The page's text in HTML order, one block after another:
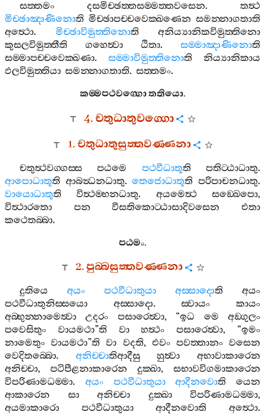
සත‍්තමං දසමිච‍්ඡත‍්තසම‍්මත‍්තවසෙන. තත්‍ථ
මිච‍්ඡාඤාණිනොති මිච‍්ඡාපච‍්චවෙක‍්ඛණෙන සමන‍්නාගතාති
අත්‍ථො. මිච‍්ඡාවිමුත‍්තිනොති
අනිය්‍යානිකවිමුත‍්තිනො
කුසලවිමුත‍්තීති
ගහෙත්‍වා ඨිතා. සම‍්මාඤාණිනොති
සම‍්මාපච‍්චවෙක‍්ඛණා. සම‍්මාවිමුත‍්තිනොති
නිය්‍යානිකාය
ඵලවිමුත‍්තියා සමන‍්නාගතාති. සත‍්තමං.
කම‍්මපථවග‍්ගොතතියො.
4.චතුධාතුවග‍්ගො
1.චතුධාතුසුත‍්තවණ‍්ණනා
චතුත්‍ථවග‍්ගස‍්ස පඨමෙ පථවීධාතූති පතිට‍්ඨාධාතු.
ආපොධාතූති ආබන්‍ධනධාතු.තෙජොධාතූති පරිපාචනධාතු.
වායොධාතූති විත්‍ථම‍්භනධාතු. අයමෙත්‍ථ සඞ‍්ඛෙපො,
විත්‍ථාරතො
පන වීසතිකොට‍්ඨාසාදිවසෙන
එතා
කථෙතබ‍්බා.
පඨමං.
2.පුබ‍්බසුත‍්තවණ‍්ණනා
දුතියෙ අයං පථවීධාතුයා අස‍්සාදොති
අයං
පථවීධාතුනිස‍්සයො
අස‍්සාදො.ස‍්වායං
කායං
අබ‍්භුන‍්නාමෙත්‍වා
උදරං පසාරෙත්‍වා, “ඉධ මෙ
අඞ‍්ගුලං
පවෙසිතුං
වායමථා”ති වා හත්‍ථං පසාරෙත්‍වා, “ඉමං
නාමෙතුං වායමථා”ති වා වදති, එවං පවත‍්තානං වසෙන
වෙදිතබ‍්බො. අනිච‍්චාතිආදීසු හුත්‍වා
අභාවාකාරෙන
අනිච‍්චා, පටිපීළනාකාරෙන දුක‍්ඛා, සභාවවිගමාකාරෙන
විපරිණාමධම‍්මා. අයං පථවීධාතුයා ආදීනවොති
යෙන
ආකාරෙන
සා අනිච‍්චා දුක‍්ඛා විපරිණාමධම‍්මා,
අයමාකාරො
පථවීධාතුයා ආදීනවොති අත්‍ථො.